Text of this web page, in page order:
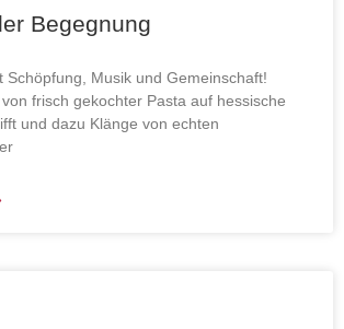
Begegnung
Schöpfung, Musik und Gemeinschaft!
frisch gekochter Pasta auf hessische
und dazu Klänge von echten